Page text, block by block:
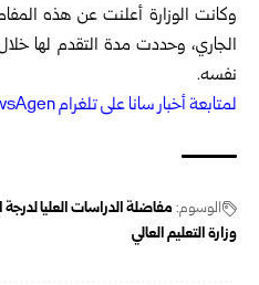
وكانت الوزارة أعلنت عن هذه
نفسه.‏
‏لمتابعة أخبار سانا على تلغرام https://t.me/SyrianArabNewsAgen
الوسوم: مفاضلة الدراسات ‏العليا ‏لدرجة
وزارة التعليم العالي